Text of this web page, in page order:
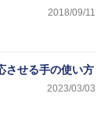
2018/09/11
させる手の使い方
2023/03/03